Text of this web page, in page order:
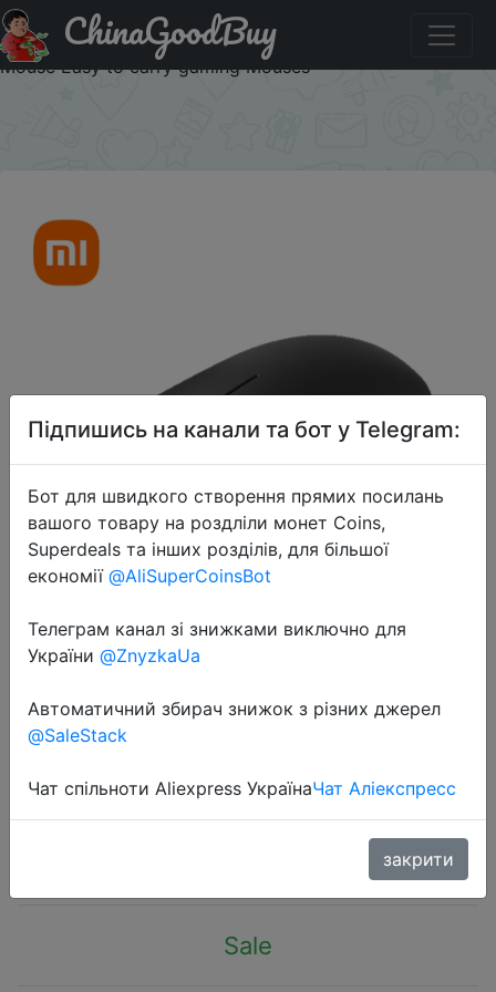
Купити на розпродажі Xiaomi Wireless Mouse Lite 2
2.4GHz 1000DPI Ergonomic Optical Portable Computer
Mouse Easy to carry gaming Mouses
ChinaGoodBuy
2023-09-08
2.4GHz 1000DPI Ergonomic Optical
Portable Computer Mouse Easy to
carry gaming Mouses
Sale
Підпишись на канали та бот у Telegram:
Бот для швидкого створення прямих посилань
вашого товару на роздліли монет Coins,
Superdeals та інших розділів, для більшої
економії @AliSuperCoinsBot
Телеграм канал зі знижками виключно для
України @ZnyzkaUa
Автоматичний збирач знижок з різних джерел
@SaleStack
Чат спільноти Aliexpress УкраїнаЧат Аліекспресс
закрити